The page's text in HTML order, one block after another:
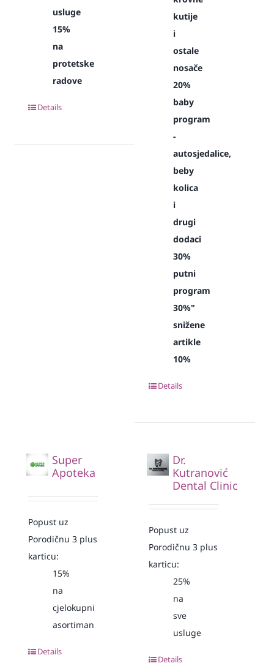
usluge
15%
na
protetske
radove
Details
kutije
i
ostale
nosače
20%
baby
program
-
autosjedalice,
beby
kolica
i
drugi
dodaci
30%
putni
program
30%"
snižene
artikle
10%
Details
Super
Apoteka
Popust uz
Porodičnu 3 plus
karticu:
15%
na
cjelokupni
asortiman
Details
Dr.
Kutranović
Dental Clinic
Popust uz
Porodičnu 3 plus
karticu:
25%
na
sve
usluge
Details